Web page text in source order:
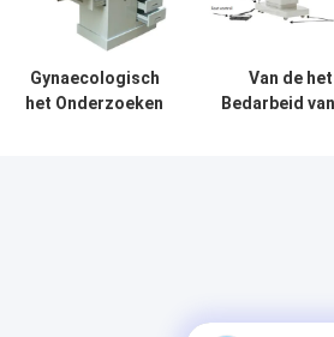
Gynaecologisch
het Onderzoeken
Van de het
Bedarbeid